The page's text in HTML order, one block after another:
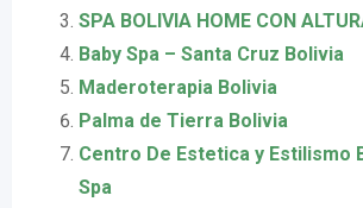
SPA BOLIVIA HOME CON
Baby Spa – Santa Cruz Bolivia
Maderoterapia Bolivia
Palma de Tierra Bolivia
Centro De Estetica y Estilismo
Spa